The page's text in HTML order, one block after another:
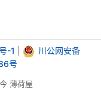
-1
川公网安备
号
薄荷屋